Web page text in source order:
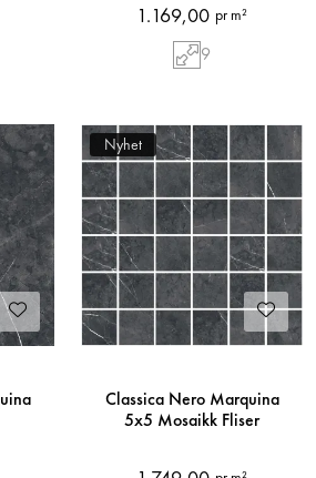
1.169,00 pr m²
9
Nyhet
Classica Nero Marquina
5x5 Mosaikk Fliser